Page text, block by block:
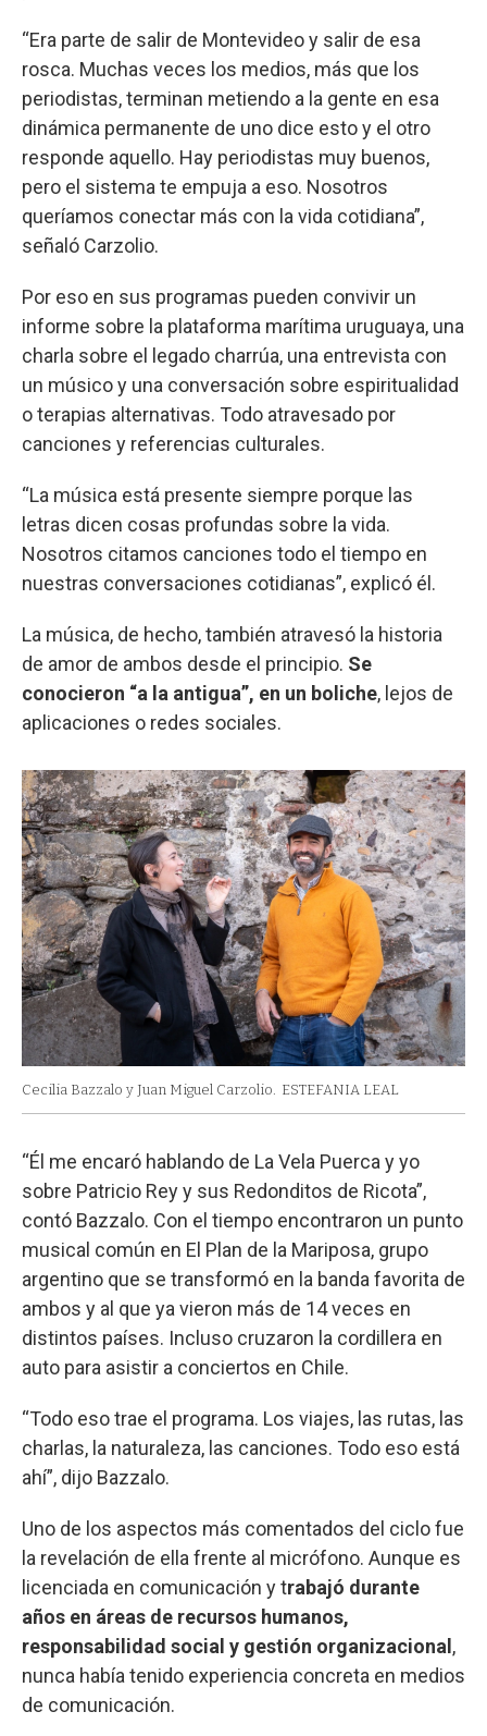
“Era parte de salir de Montevideo y salir de esa
rosca. Muchas veces los medios, más que los
periodistas, terminan metiendo a la gente en esa
dinámica permanente de uno dice esto y el otro
responde aquello. Hay periodistas muy buenos,
pero el sistema te empuja a eso. Nosotros
queríamos conectar más con la vida cotidiana”,
señaló Carzolio.
Por eso en sus programas pueden convivir un
informe sobre la plataforma marítima uruguaya, una
charla sobre el legado charrúa, una entrevista con
un músico y una conversación sobre espiritualidad
o terapias alternativas. Todo atravesado por
canciones y referencias culturales.
“La música está presente siempre porque las
letras dicen cosas profundas sobre la vida.
Nosotros citamos canciones todo el tiempo en
nuestras conversaciones cotidianas”, explicó él.
La música, de hecho, también atravesó la historia
de amor de ambos desde el principio. Se
conocieron “a la antigua”, en un boliche, lejos de
aplicaciones o redes sociales.
Cecilia Bazzalo y Juan Miguel Carzolio. ESTEFANIA LEAL
“Él me encaró hablando de La Vela Puerca y yo
sobre Patricio Rey y sus Redonditos de Ricota”,
contó Bazzalo. Con el tiempo encontraron un punto
musical común en El Plan de la Mariposa, grupo
argentino que se transformó en la banda favorita de
ambos y al que ya vieron más de 14 veces en
distintos países. Incluso cruzaron la cordillera en
auto para asistir a conciertos en Chile.
“Todo eso trae el programa. Los viajes, las rutas, las
charlas, la naturaleza, las canciones. Todo eso está
ahí”, dijo Bazzalo.
Uno de los aspectos más comentados del ciclo fue
la revelación de ella frente al micrófono. Aunque es
licenciada en comunicación y trabajó durante
años en áreas de recursos humanos,
responsabilidad social y gestión organizacional ,
nunca había tenido experiencia concreta en medios
de comunicación.